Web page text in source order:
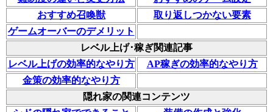
おすすめ召喚獣
取り返しつかない要素
ゲームオーバーのデメリット
レベル上げ･稼ぎ関連記事
レベル上げの効率的なやり方
AP稼ぎの効率的なやり方
金策の効率的なやり方
隠れ家の関連コンテンツ